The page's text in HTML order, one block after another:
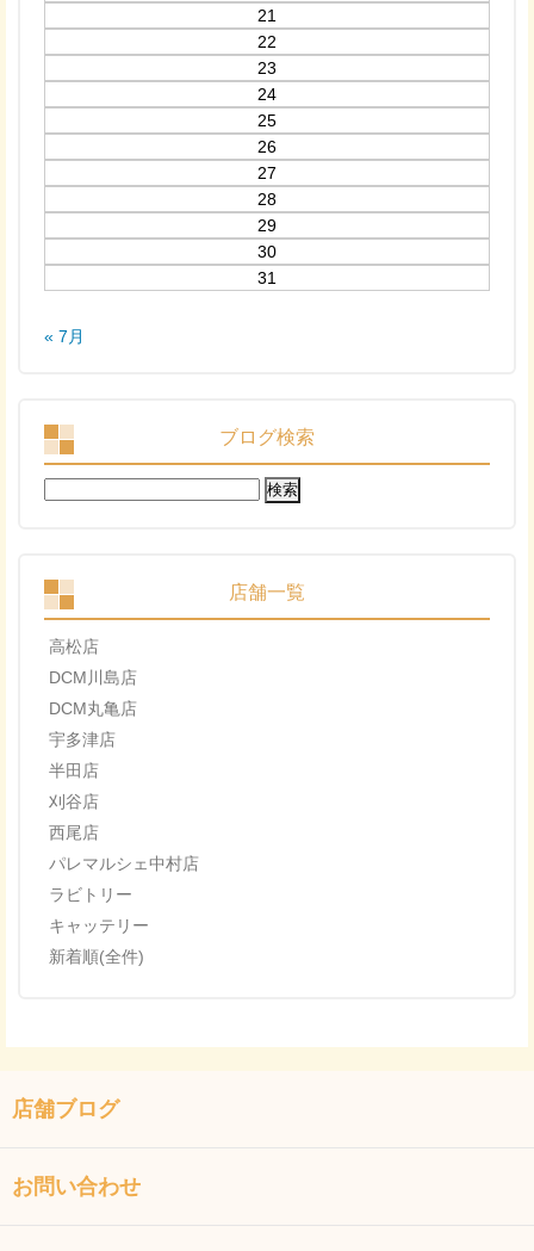
21
22
23
24
25
26
27
28
29
30
31
« 7月
ブログ検索
検
索:
店舗一覧
高松店
DCM川島店
DCM丸亀店
宇多津店
半田店
刈谷店
西尾店
パレマルシェ中村店
ラビトリー
キャッテリー
新着順(全件)
店舗ブログ
お問い合わせ